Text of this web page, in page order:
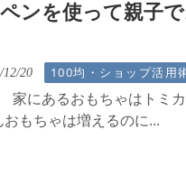
ンを使って親子
12/20 100均・ショップ活用
家にあるおもちゃはトミ
もちゃは増えるのに...